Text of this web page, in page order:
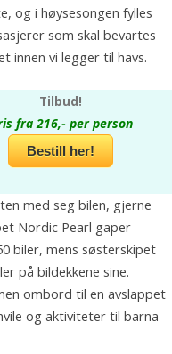
og i høysesongen fylles
som skal bevartes
innen vi legger til havs.
Tilbud!
fra 216,- per person
Bestill her!
med seg bilen, gjerne
Nordic Pearl gaper
biler, mens søsterskipet
på bildekkene sine.
ombord til en avslappet
og aktiviteter til barna